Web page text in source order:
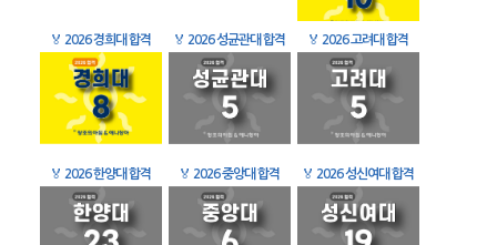
🏅 2026 경희대 합격 🏅 2026 성균관대 합격 🏅 2026 고려대 합격
🏅 2026 한양대 합격 🏅 2026 중앙대 합격 🏅 2026 성신여대 합격